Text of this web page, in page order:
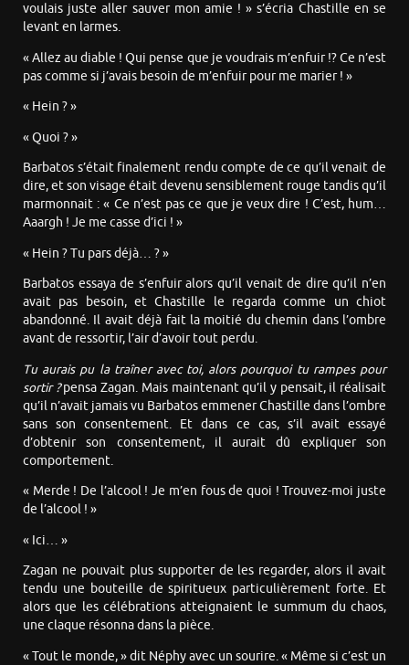
voulais juste aller sauver mon amie ! » s’écria Chastille en se
levant en larmes.
« Allez au diable ! Qui pense que je voudrais m’enfuir !? Ce n’est
pas comme si j’avais besoin de m’enfuir pour me marier ! »
« Hein ? »
« Quoi ? »
Barbatos s’était finalement rendu compte de ce qu’il venait de
dire, et son visage était devenu sensiblement rouge tandis qu’il
marmonnait : « Ce n’est pas ce que je veux dire ! C’est, hum…
Aaargh ! Je me casse d’ici ! »
« Hein ? Tu pars déjà… ? »
Barbatos essaya de s’enfuir alors qu’il venait de dire qu’il n’en
avait pas besoin, et Chastille le regarda comme un chiot
abandonné. Il avait déjà fait la moitié du chemin dans l’ombre
avant de ressortir, l’air d’avoir tout perdu.
Tu aurais pu la traîner avec toi, alors pourquoi tu rampes pour
sortir ?pensa Zagan. Mais maintenant qu’il y pensait, il réalisait
qu’il n’avait jamais vu Barbatos emmener Chastille dans l’ombre
sans son consentement. Et dans ce cas, s’il avait essayé
d’obtenir son consentement, il aurait dû expliquer son
comportement.
« Merde ! De l’alcool ! Je m’en fous de quoi ! Trouvez-moi juste
de l’alcool ! »
« Ici… »
Zagan ne pouvait plus supporter de les regarder, alors il avait
tendu une bouteille de spiritueux particulièrement forte. Et
alors que les célébrations atteignaient le summum du chaos,
une claque résonna dans la pièce.
« Tout le monde, » dit Néphy avec un sourire. « Même si c’est un